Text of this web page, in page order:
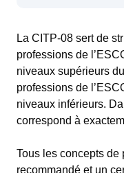
La CITP-08 sert de
professions de
niveaux supérieurs
professions de
niveaux inférieurs.
correspond à
Tous les concepts de
recommandé et un